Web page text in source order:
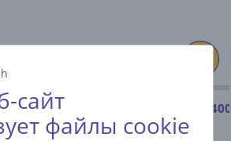
сайт
файлы cookie
Valera Vanity Performance, 2400
Вт, зеленый - Фен